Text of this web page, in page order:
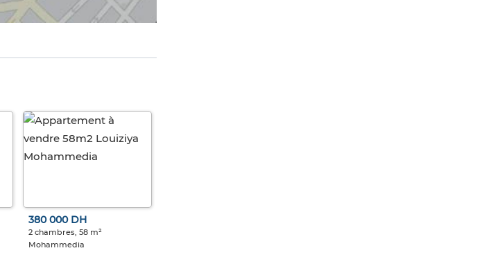
380 000 DH
2 chambres, 58 m²
Mohammedia